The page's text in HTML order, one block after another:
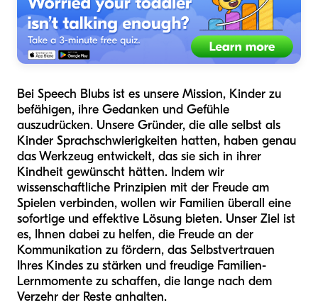
Bei Speech Blubs ist es unsere Mission, Kinder zu
befähigen, ihre Gedanken und Gefühle
auszudrücken. Unsere Gründer, die alle selbst als
Kinder Sprachschwierigkeiten hatten, haben genau
das Werkzeug entwickelt, das sie sich in ihrer
Kindheit gewünscht hätten. Indem wir
wissenschaftliche Prinzipien mit der Freude am
Spielen verbinden, wollen wir Familien überall eine
sofortige und effektive Lösung bieten. Unser Ziel ist
es, Ihnen dabei zu helfen, die Freude an der
Kommunikation zu fördern, das Selbstvertrauen
Ihres Kindes zu stärken und freudige Familien-
Lernmomente zu schaffen, die lange nach dem
Verzehr der Reste anhalten.